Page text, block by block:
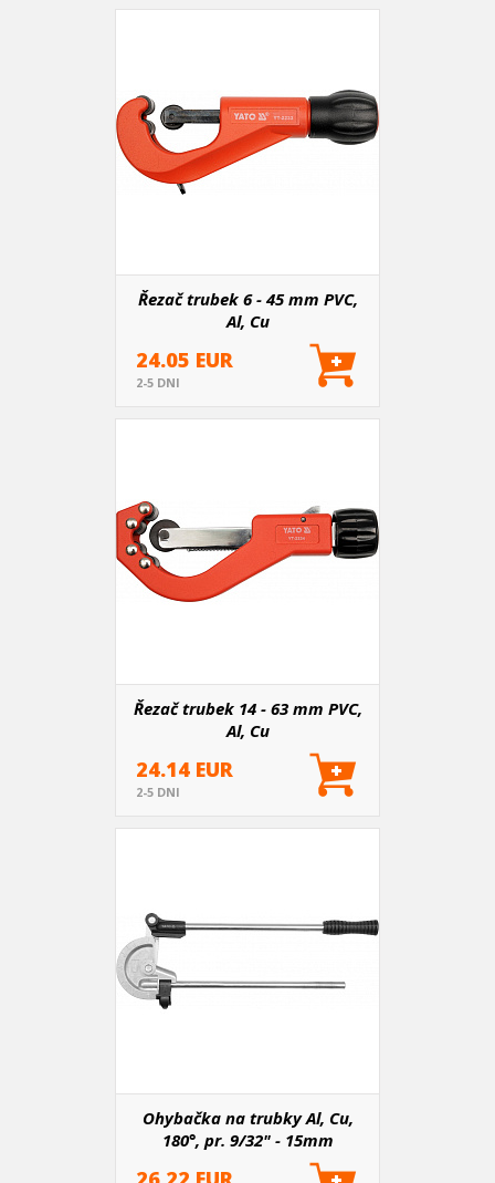
Řezač trubek 6 - 45 mm PVC,
Al, Cu
24.05 EUR
2-5 DNI
Řezač trubek 14 - 63 mm PVC,
Al, Cu
24.14 EUR
2-5 DNI
Ohybačka na trubky Al, Cu,
180°, pr. 9/32" - 15mm